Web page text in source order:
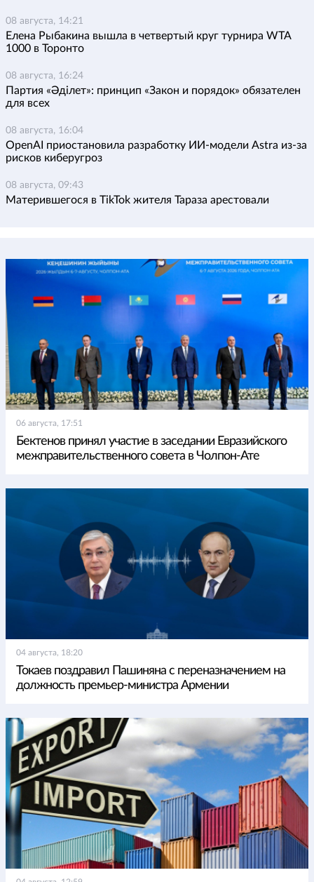
08 августа, 14:21
Елена Рыбакина вышла в четвертый круг турнира WTA
1000 в Торонто
08 августа, 16:24
Партия «Әділет»: принцип «Закон и порядок» обязателен
для всех
08 августа, 16:04
OpenAI приостановила разработку ИИ-модели Astra из-за
рисков киберугроз
08 августа, 09:43
Матерившегося в TikTok жителя Тараза арестовали
06 августа, 17:51
Бектенов принял участие в заседании Евразийского
межправительственного совета в Чолпон-Ате
04 августа, 18:20
Токаев поздравил Пашиняна с переназначением на
должность премьер-министра Армении